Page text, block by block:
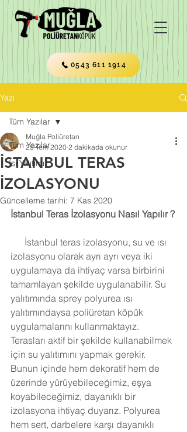
0543 611 1914
Yazı
Tüm Yazılar
Isı Yalıtımı
Tüm Yazılar
İSTANBUL TERAS
İZOLASYONU
Muğla Poliüretan
25 Tem 2020 2 dakikada okunur
Güncelleme tarihi: 7 Kas 2020
İstanbul Teras İzolasyonu Nasıl Yapılır ?
izolasyonu olarak ayrı ayrı veya iki
uygulamaya da ihtiyaç varsa birbirini
tamamlayan şekilde uygulanabilir. Su
yalıtımında sprey polyurea ısı
yalıtımındaysa poliüretan köpük
uygulamalarını kullanmaktayız.
Terasları aktif bir şekilde kullanabilmek
için su yalıtımını yapmak gerekir.
Bunun içinde hem dekoratif hem de
üzerinde yürüyebileceğimiz, eşya
koyabileceğimiz, dayanıklı bir
izolasyona ihtiyaç duyarız. Polyurea
hem sert, darbelere karşı dayanıklı